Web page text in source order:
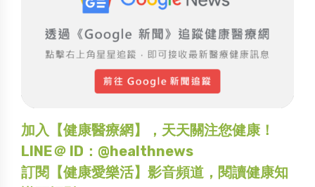
加入【健康醫療網】，天天關注您健康！
LINE＠ ID：@healthnews
訂閱【健康愛樂活】影音頻道，閱讀健康知